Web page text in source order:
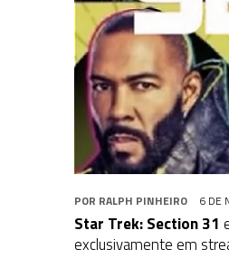
POR RALPH PINHEIRO 6 DE
Star Trek: Section 31
exclusivamente em